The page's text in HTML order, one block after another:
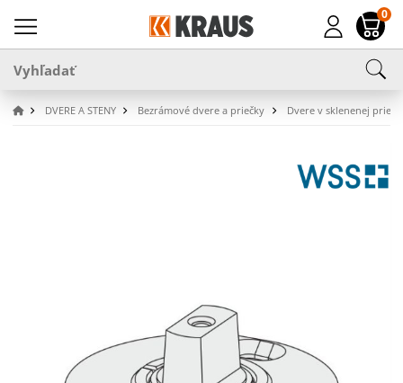
0
DVERE A STENY Bezrámové dvere a priečky Dvere v sklenenej